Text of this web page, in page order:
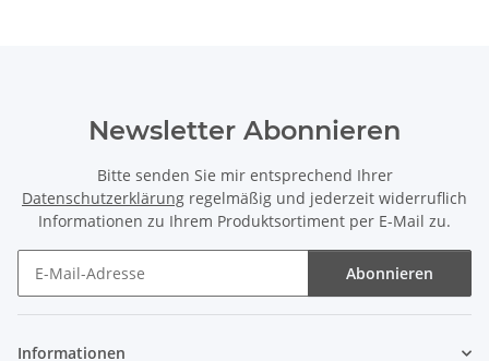
Newsletter Abonnieren
Bitte senden Sie mir entsprechend Ihrer
Datenschutzerklärung regelmäßig und jederzeit widerruflich
Informationen zu Ihrem Produktsortiment per E-Mail zu.
Abonnieren
Informationen